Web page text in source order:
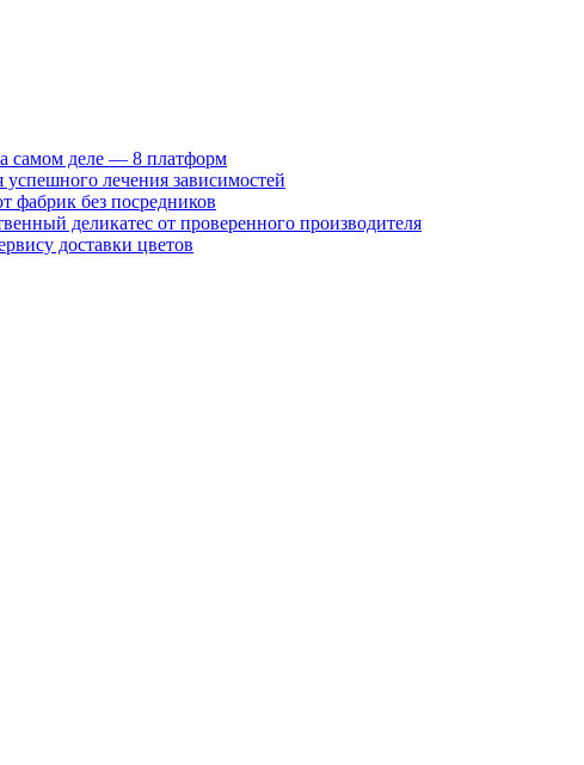
самом деле — 8 платформ
лечения зависимостей
фабрик без посредников
деликатес от проверенного производителя
доставки цветов